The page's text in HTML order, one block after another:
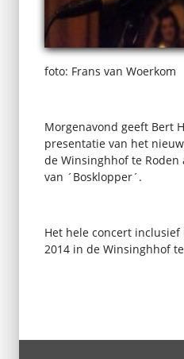
foto: Frans van Woerkom
Morgenavond geeft Bert
presentatie van het
de Winsinghhof te
van ´Bosklopper´.
Het hele concert inclusief
2014 in de Winsinghhof